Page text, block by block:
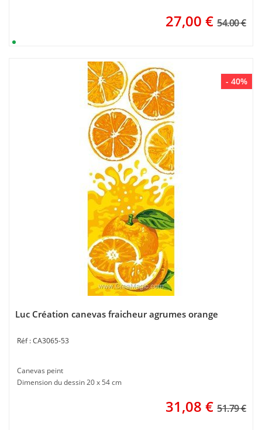
27,00 € 54.00 €
- 40%
Luc Création canevas fraicheur agrumes orange
CA3065-53
Canevas peint
Dimension du dessin 20 x 54 cm
31,08 € 51.79 €